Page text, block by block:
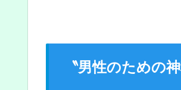
〝男性のための